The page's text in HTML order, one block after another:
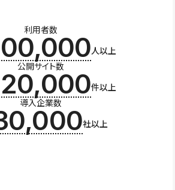
利用者数
人以上
公開サイト数
件以上
導入企業数
社以上